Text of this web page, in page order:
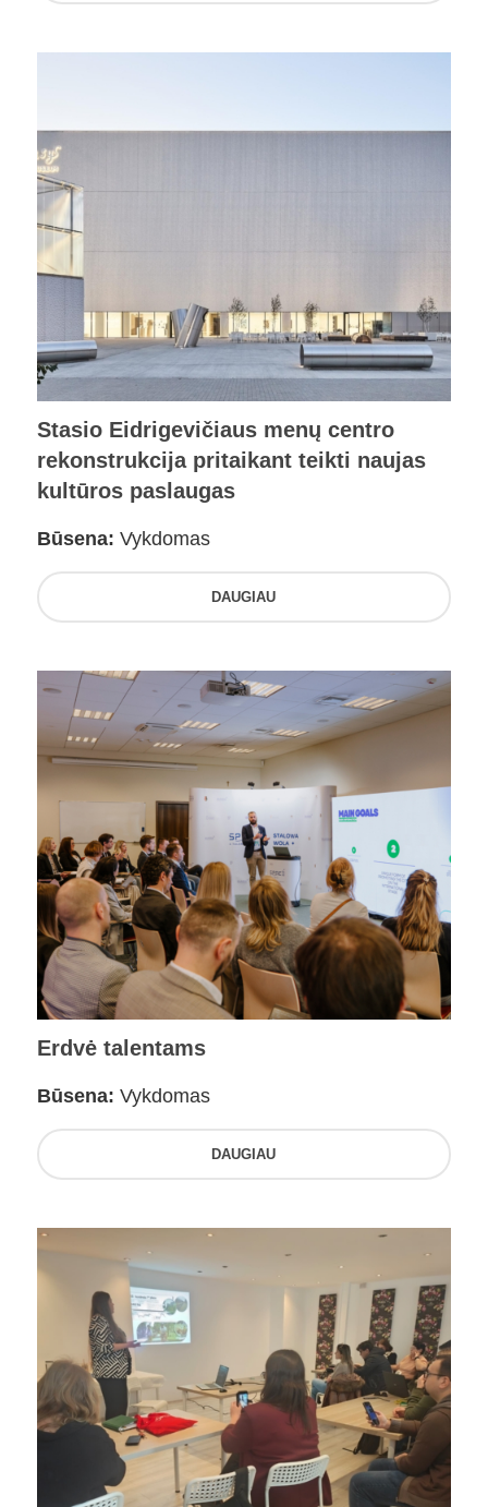
Stasio Eidrigevičiaus menų centro
rekonstrukcija pritaikant teikti naujas
kultūros paslaugas
Būsena: Vykdomas
DAUGIAU
Erdvė talentams
Būsena: Vykdomas
DAUGIAU